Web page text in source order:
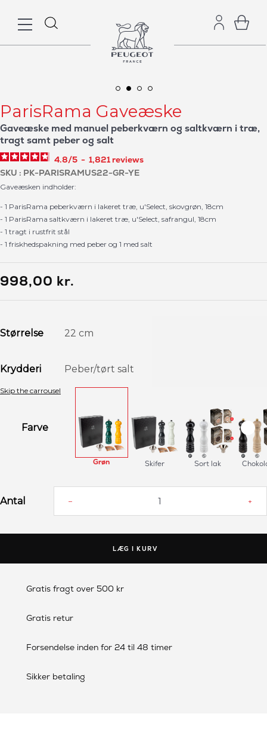
ParisRama Gaveæske
Gaveæske med manuel peberkværn og saltkværn i træ,
tragt samt peber og salt
SKU PK-PARISRAMUS22-GR-YE
4.8/5 - 1,821 reviews
Gaveæsken indholder:
- 1 ParisRama peberkværn i lakeret træ, u'Select, skovgrøn, 18cm
- 1 ParisRama saltkværn i lakeret træ, u'Select, safrangul, 18cm
- 1 tragt i rustfrit stål
- 1 friskhedspakning med peber og 1 med salt
998,00 kr.
Størrelse
Krydderi
Skip the carrousel
Farve
Grøn Skifer Sort lak
Antal – +
LÆG I KURV
Gratis fragt over 500 kr
Gratis retur
Forsendelse inden for 24 til 48 timer
Sikker betaling